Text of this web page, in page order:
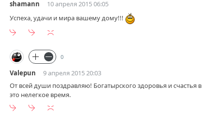
shamann
10 апреля 2015 06:05
Успеха, удачи и мира вашему дому!!!
0
Valepun
9 апреля 2015 20:03
От всей души поздравляю! Богатырского здоровья и счастья в
это нелегкое время.